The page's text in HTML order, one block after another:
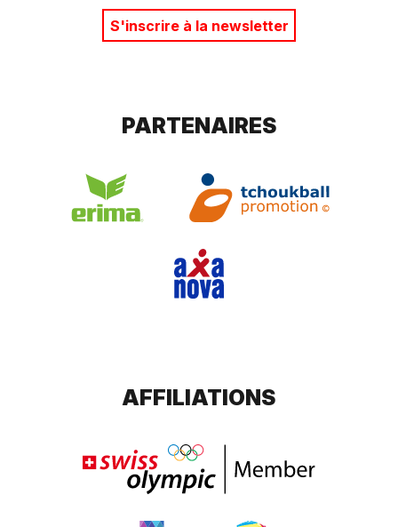
S'inscrire à la newsletter
PARTENAIRES
AFFILIATIONS